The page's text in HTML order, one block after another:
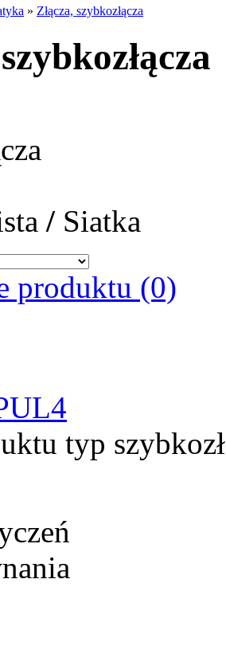
» Złącza, szybkozłącza
/ Siatka
produktu (0)
typ